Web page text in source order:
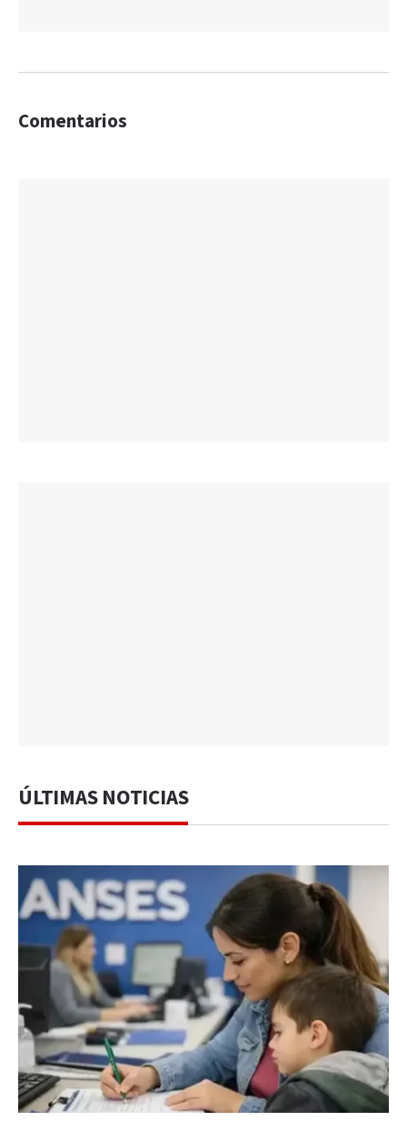
Comentarios
ÚLTIMAS NOTICIAS